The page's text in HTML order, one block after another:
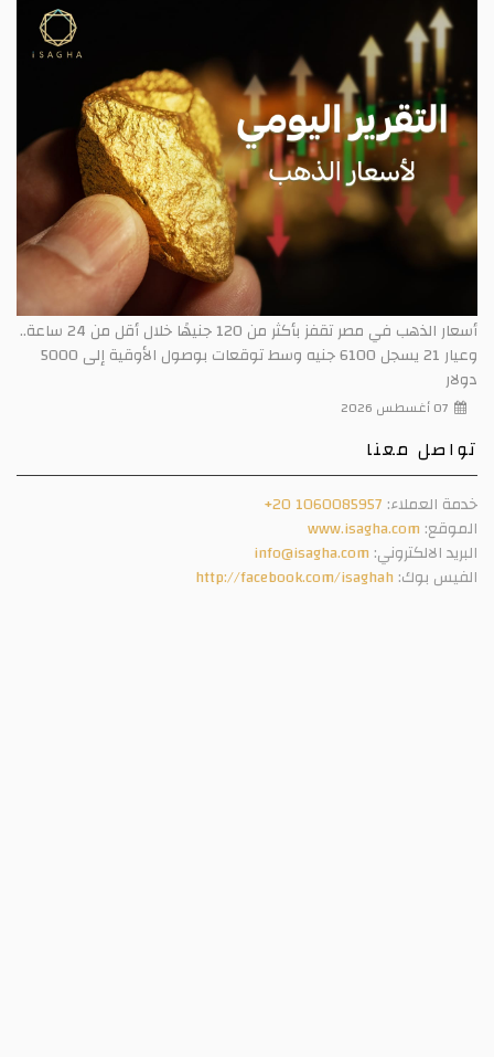
أسعار الذهب في مصر تقفز بأكثر من 120 جنيهًا خلال أقل من 24 ساعة..
وعيار 21 يسجل 6100 جنيه وسط توقعات بوصول الأوقية إلى 5000
دولار
07 أغسطس 2026
تواصل معنا
خدمة العملاء: +20 1060085957
الموقع: www.isagha.com
البريد الالكتروني: info@isagha.com
الفيس بوك: http://facebook.com/isaghah